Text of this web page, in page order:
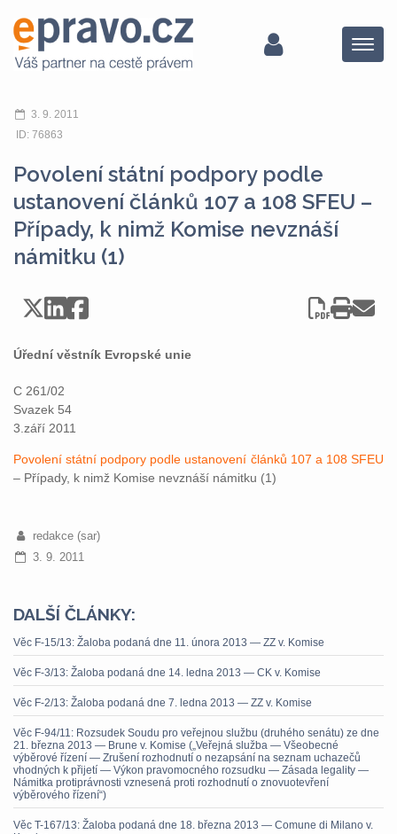
Menu
3. 9. 2011
ID: 76863
Povolení státní podpory podle
ustanovení článků 107 a 108 SFEU –
Případy, k nimž Komise nevznáší
námitku (1)
Úřední věstník Evropské unie
C 261/02
Svazek 54
3.září 2011
Povolení státní podpory podle ustanovení článků 107 a 108 SFEU
– Případy, k nimž Komise nevznáší námitku (1)
redakce (sar)
3. 9. 2011
DALŠÍ ČLÁNKY:
Věc F-15/13: Žaloba podaná dne 11. února 2013 — ZZ v. Komise
Věc F-3/13: Žaloba podaná dne 14. ledna 2013 — CK v. Komise
Věc F-2/13: Žaloba podaná dne 7. ledna 2013 — ZZ v. Komise
Věc F-94/11: Rozsudek Soudu pro veřejnou službu (druhého senátu) ze dne
21. března 2013 — Brune v. Komise („Veřejná služba — Všeobecné
výběrové řízení — Zrušení rozhodnutí o nezapsání na seznam uchazečů
vhodných k přijetí — Výkon pravomocného rozsudku — Zásada legality —
Námitka protiprávnosti vznesená proti rozhodnutí o znovuotevření
výběrového řízení“)
Věc T-167/13: Žaloba podaná dne 18. března 2013 — Comune di Milano v.